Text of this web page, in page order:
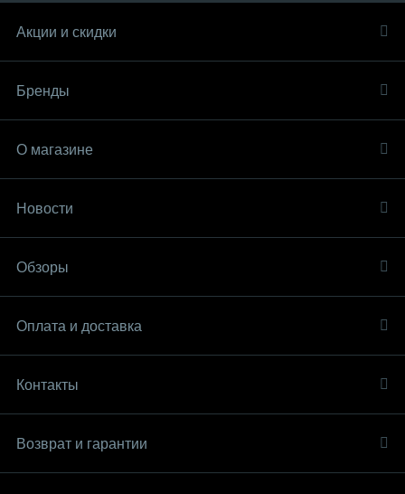
Акции и скидки
Бренды
О магазине
Новости
Обзоры
Оплата и доставка
Контакты
Возврат и гарантии